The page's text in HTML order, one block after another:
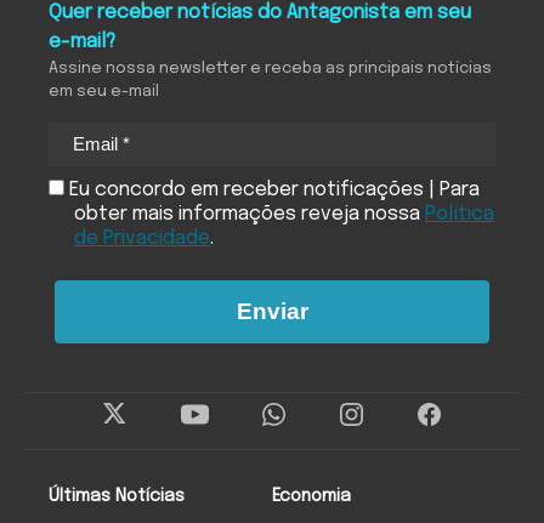
Últimas Notícias Economia
Quer receber notícias do Antagonista em seu
e-mail?
Assine nossa newsletter e receba as principais notícias
em seu e-mail
Eu concordo em receber notificações | Para
obter mais informações reveja nossa Política
de Privacidade.
Enviar